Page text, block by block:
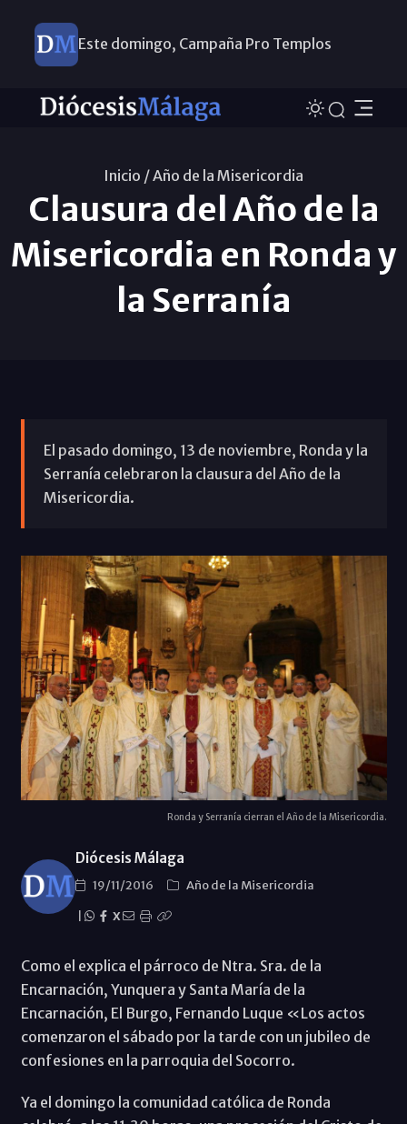
Este domingo, Campaña Pro Templos
Inicio /Año de la Misericordia
Clausura del Año de la
Misericordia en Ronda y
la Serranía
El pasado domingo, 13 de noviembre, Ronda y la
Serranía celebraron la clausura del Año de la
Misericordia.
Ronda y Serranía cierran el Año de la Misericordia.
Diócesis Málaga
19/11/2016
Año de la Misericordia
X
Como el explica el párroco de Ntra. Sra. de la
Encarnación, Yunquera y Santa María de la
Encarnación, El Burgo, Fernando Luque «Los actos
comenzaron el sábado por la tarde con un jubileo de
confesiones en la parroquia del Socorro.
Ya el domingo la comunidad católica de Ronda